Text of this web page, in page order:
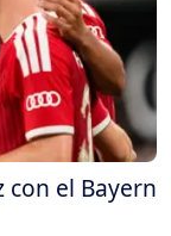
con el Bayern